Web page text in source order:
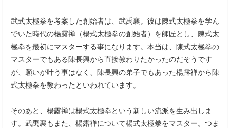
武式太極拳を考案した創始者は、武禹襄。彼は陳式太極拳を学ん
でいた時代の楊露禅（楊式太極拳の創始者）を師匠とし、陳式太
極拳を最初にマスターする事になります。本当は、陳式太極拳の
マスターでもある陳長興から直接教わりたかったのだそうです
が、願いが叶う事はなく、陳長興の弟子でもあった楊露禅から陳
式太極拳を教わったといわれています。
そのあと、楊露禅は楊式太極拳という新しい流派を生み出しま
す。武禹襄もまた、楊露禅について楊式太極拳をマスター。つま